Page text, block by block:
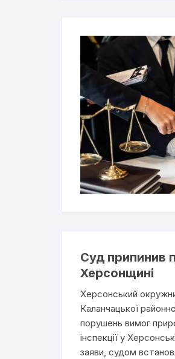
Суд припинив
Херсонщині
Херсонський
Каланчацької
порушень вимог
інспекції у
заяви, судом